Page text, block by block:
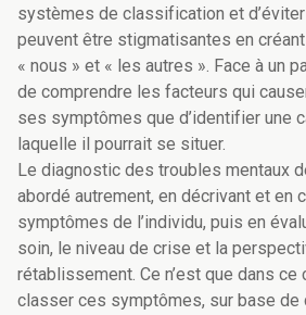
systèmes de classification et
peuvent être stigmatisantes en
« nous » et « les autres ». Face à un
de comprendre les facteurs qui
ses symptômes que d’identifier une
laquelle il pourrait se situer.
Le diagnostic des troubles mentaux
abordé autrement, en décrivant et en
symptômes de l’individu, puis en
soin, le niveau de crise et la
rétablissement. Ce n’est que dans ce
classer ces symptômes, sur base de